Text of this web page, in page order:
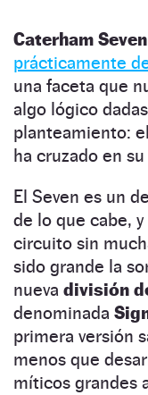
Caterham Seven
prácticamente
una faceta que
algo lógico
planteamiento: el
ha cruzado en
El Seven es un
de lo que cabe,
circuito sin
sido grande la
nueva división
denominada
primera versión
menos que
míticos grandes